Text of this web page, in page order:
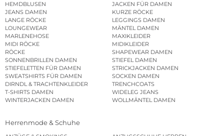
HEMDBLUSEN
JACKEN FÜR DAMEN
JEANS DAMEN
KURZE RÖCKE
LANGE RÖCKE
LEGGINGS DAMEN
LOUNGEWEAR
MÄNTEL DAMEN
MARLENEHOSE
MAXIKLEIDER
MIDI RÖCKE
MIDIKLEIDER
RÖCKE
SHAPEWEAR DAMEN
SONNENBRILLEN DAMEN
STIEFEL DAMEN
STIEFELETTEN FÜR DAMEN
STRICKJACKEN DAMEN
SWEATSHIRTS FÜR DAMEN
SOCKEN DAMEN
DIRNDL & TRACHTENKLEIDER
TRENCHCOATS
T-SHIRTS DAMEN
WIDELEG JEANS
WINTERJACKEN DAMEN
WOLLMÄNTEL DAMEN
Herrenmode & Schuhe